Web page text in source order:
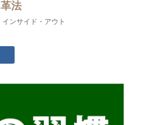
革法
インサイド・アウト